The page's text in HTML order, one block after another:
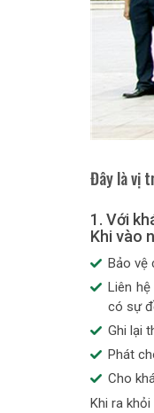
Đây là vị
1. Với
Khi vào
Bảo vệ
Liên
có sự
Ghi lại
Phát
Cho
Khi ra